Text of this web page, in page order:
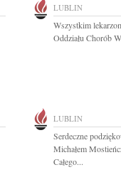
LUBLIN
Wszystkim
Oddziału Chorób
LUBLIN
Serdeczne
Michałem
Całego...